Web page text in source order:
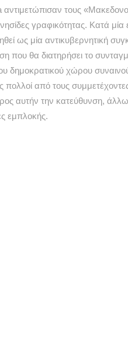
τους
γραφικότητας. Κατά
ως μία αντικυβερνητική
που θα διατηρήσει το
δημοκρατικού χώρου
πολλοί από τους
αυτήν την κατεύθυνση,
εμπλοκής.